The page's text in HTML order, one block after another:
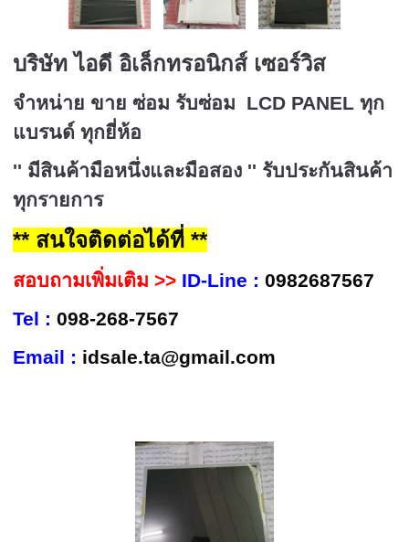
บริษัท ไอดี อิเล็กทรอนิกส์ เซอร์วิส
จำหน่าย ขาย ซ่อม รับซ่อม LCD PANELทุก
แบรนด์ ทุกยี่ห้อ
'' มีสินค้ามือหนึ่งและมือสอง '' รับประกันสินค้า
ทุกรายการ
** สนใจติดต่อได้ที่ **
สอบถามเพิ่มเติม >> ID-Line : 0982687567
Tel : 098-268-7567
Email : idsale.ta@gmail.com